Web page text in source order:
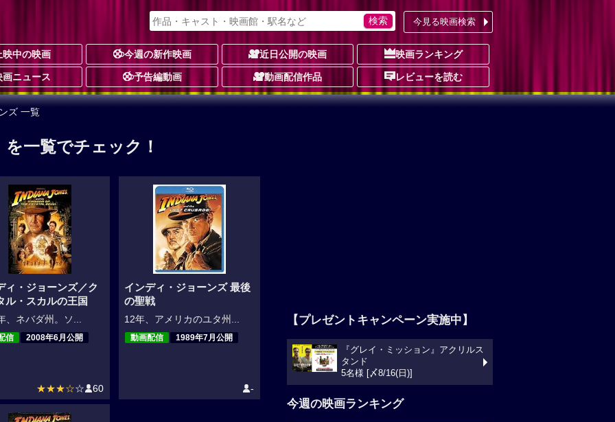
今見る映画検索
映中の映画 今週の新作映画 近日公開の映画 映画ランキング
画ニュース 予告編動画 動画配信作品 レビューを読む
ズ 一覧
一覧でチェック！
ィ・ジョーンズ／ク
ル・スカルの王国
、ネバダ州。ソ...
信 2008年6月公開
★★★☆☆ 60
インディ・ジョーンズ 最後
の聖戦
12年、アメリカのユタ州...
動画配信 1989年7月公開
-
【プレゼントキャンペーン実施中】
『グレイ・ミッション』アクリルス
タンド
5名様 [〆8/16(日)]
今週の映画ランキング